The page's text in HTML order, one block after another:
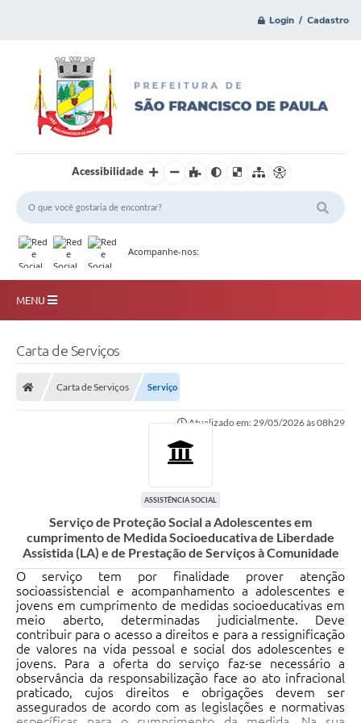
Login / Cadastro
Acessibilidade
Acompanhe-nos:
MENU
Coronavírus
Consórcio Josafaz
EMPREGA
Multimídia
Contato
Sala do Empreendedor
Lei Geral de Proteção de dados - LGPD
Carta de Serviços
Carta de Serviços Serviço
Atualizado em: 29/05/2026 às 08h29
ASSISTÊNCIA SOCIAL
Serviço de Proteção Social a Adolescentes em
cumprimento de Medida Socioeducativa de Liberdade
Assistida (LA) e de Prestação de Serviços à Comunidade
O serviço tem por finalidade prover atenção
socioassistencial e acompanhamento a adolescentes e
jovens em cumprimento de medidas socioeducativas em
meio aberto, determinadas judicialmente. Deve
contribuir para o acesso a direitos e para a ressignificação
de valores na vida pessoal e social dos adolescentes e
jovens. Para a oferta do serviço faz-se necessário a
observância da responsabilização face ao ato infracional
praticado, cujos direitos e obrigações devem ser
assegurados de acordo com as legislações e normativas